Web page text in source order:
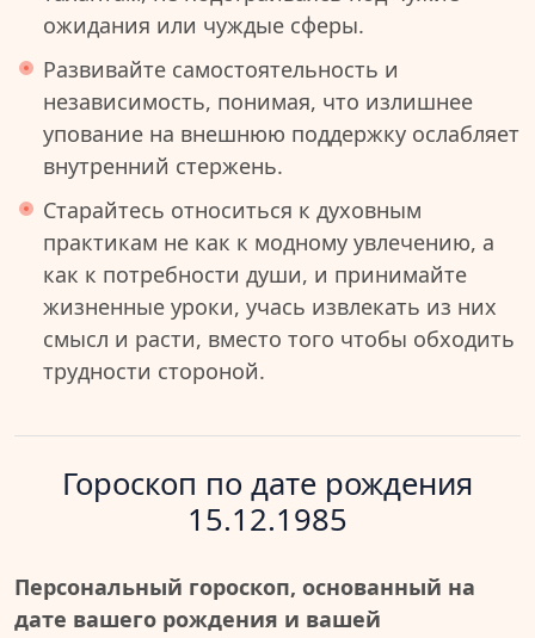
ожидания или чуждые сферы.
Развивайте самостоятельность и
независимость, понимая, что излишнее
упование на внешнюю поддержку ослабляет
внутренний стержень.
Старайтесь относиться к духовным
практикам не как к модному увлечению, а
как к потребности души, и принимайте
жизненные уроки, учась извлекать из них
смысл и расти, вместо того чтобы обходить
трудности стороной.
Гороскоп по дате рождения
15.12.1985
Персональный гороскоп, основанный на
дате вашего рождения и вашей